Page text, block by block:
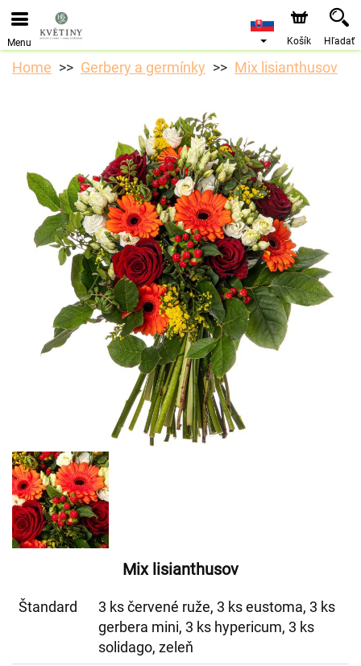
Objednávky prijímame prostredníctvom nášho e-shopu.
Najskorší možný termín doručenia je od 10.8.2026 z
Menu Košík Hľadať
Home Gerbery a germínky Mix lisianthusov
Mix lisianthusov
Štandard
3 ks červené ruže, 3 ks eustoma, 3 ks
gerbera mini, 3 ks hypericum, 3 ks
solidago, zeleň